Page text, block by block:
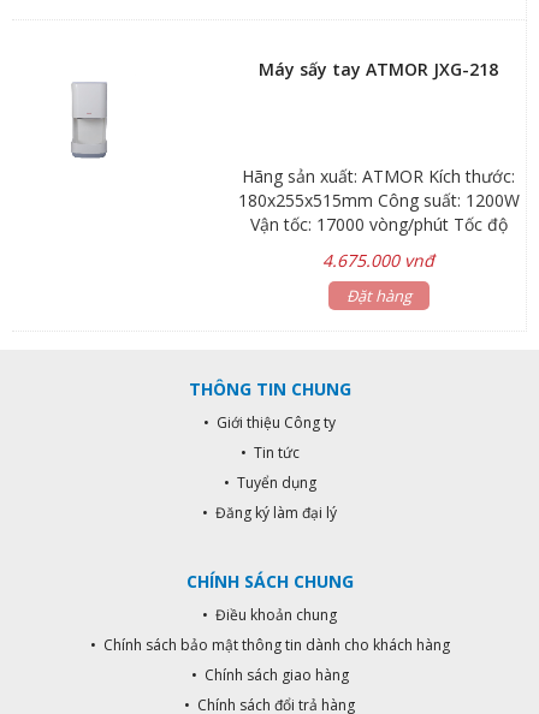
Máy sấy tay ATMOR JXG-218
Hãng sản xuất: ATMOR Kích thước:
180x255x515mm Công suất: 1200W
Vận tốc: 17000 vòng/phút Tốc độ
gió: > 50m / s| Khoảng cách cảm
ứng: 30mm-120mm Nhiệt độ: 65 ±
15 ° C Thời gian tự ngắt: 1 phút
4.675.000 vnđ
Đặt hàng
THÔNG TIN CHUNG
• Giới thiệu Công ty
• Tin tức
• Tuyển dụng
• Đăng ký làm đại lý
CHÍNH SÁCH CHUNG
• Điều khoản chung
• Chính sách bảo mật thông tin dành cho khách hàng
• Chính sách giao hàng
• Chính sách đổi trả hàng